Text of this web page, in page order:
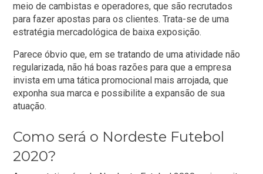
meio de cambistas e operadores, que são recrutados
para fazer apostas para os clientes. Trata-se de uma
estratégia mercadológica de baixa exposição.
Parece óbvio que, em se tratando de uma atividade não
regularizada, não há boas razões para que a empresa
invista em uma tática promocional mais arrojada, que
exponha sua marca e possibilite a expansão de sua
atuação.
Como será o Nordeste Futebol
2020?